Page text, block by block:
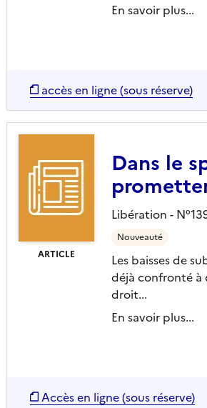
En savoir plus...
accès en ligne (sous réserve)
ARTICLE
Dans le
Libération -
Nouveauté
Les baisses de
déjà confronté à
droit...
En savoir plus...
Accès en ligne (sous réserve)